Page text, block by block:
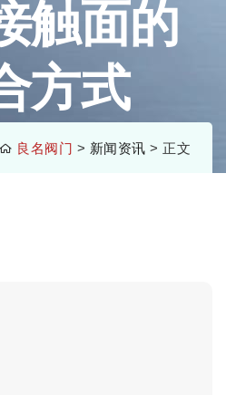
触面的
方式
良名阀门 > 新闻资讯 > 正文